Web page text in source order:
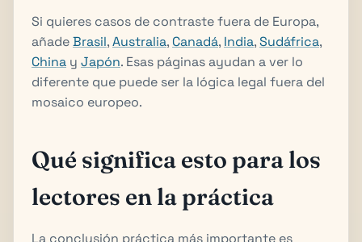
Si quieres casos de contraste fuera de Europa,
añadeBrasil,Australia, Canadá, India,Sudáfrica,
China y Japón. Esas páginas ayudan a ver lo
diferente que puede ser la lógica legal fuera del
mosaico europeo.
Qué significa esto para los
lectores en la práctica
La conclusión práctica más importante es